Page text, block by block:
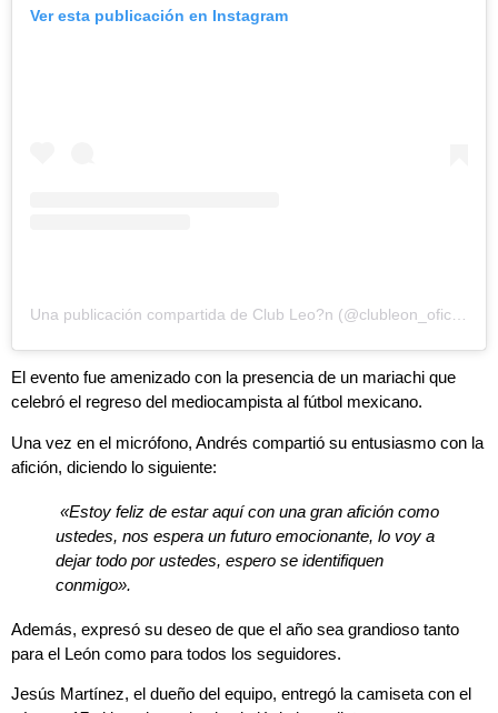
Ver esta publicación en Instagram
El evento fue amenizado con la presencia de un mariachi que
celebró el regreso del mediocampista al fútbol mexicano.
Una vez en el micrófono, Andrés compartió su entusiasmo con la
afición, diciendo lo siguiente:
«Estoy feliz de estar aquí con una gran afición como
ustedes, nos espera un futuro emocionante, lo voy a
dejar todo por ustedes, espero se identifiquen
conmigo».
Además, expresó su deseo de que el año sea grandioso tanto
para el León como para todos los seguidores.
Jesús Martínez, el dueño del equipo, entregó la camiseta con el